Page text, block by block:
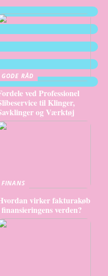
GODE RÅD
ved Professionel
til Klinger,
og Værktøj
FINANS
virker fakturakøb
verden?